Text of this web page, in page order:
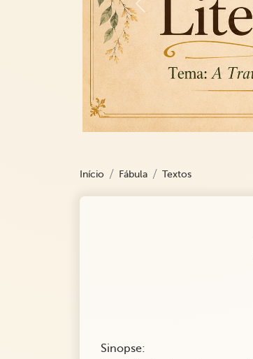
Previous
Início Fábula Textos
Sinopse: